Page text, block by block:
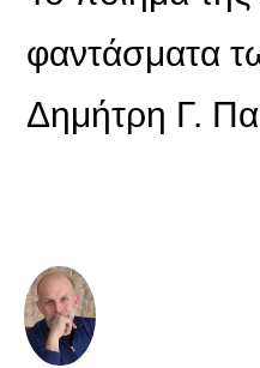
φαντάσματα
Δημήτρη Γ.